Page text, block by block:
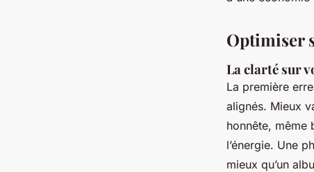
9 min de lecture
Optimiser
La clarté sur
La première
alignés. Mieux
honnête,
l’énergie. Une
mieux qu’un